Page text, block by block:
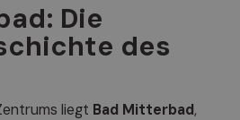
Die
des
liegt Bad Mitterbad,